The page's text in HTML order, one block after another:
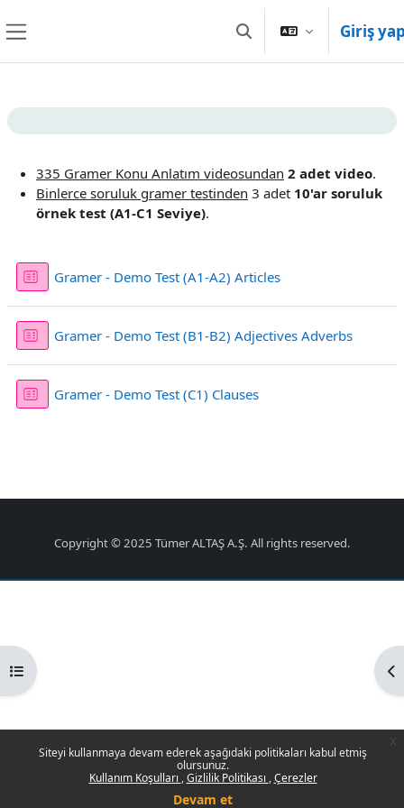
Siteyi kullanmaya devam ederek aşağıdaki politikaları kabul etmiş
olursunuz.
Kullanım Koşulları Gizlilik Politikası Çerezler
Devam et
Arama girişini değiştir
Giriş
Kurs dizinini aç
Bölüm anahatları
335 Gramer Konu Anlatım videosundan 2 adet video.
Binlerce soruluk gramer testinden 3 adet 10'ar soruluk
örnek test (A1-C1 Seviye).
Gramer - Demo Test (A1-A2) ArticlesSınav
Gramer - Demo Test (B1-B2) Adjectives AdverbsSınav
Gramer - Demo Test (C1) ClausesSınav
Copyright © 2025 Tümer ALTAŞ A.Ş. All rights reserved.